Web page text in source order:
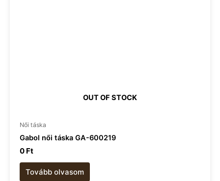
OUT OF STOCK
Női táska
Gabol női táska GA-600219
0 Ft
Tovább olvasom